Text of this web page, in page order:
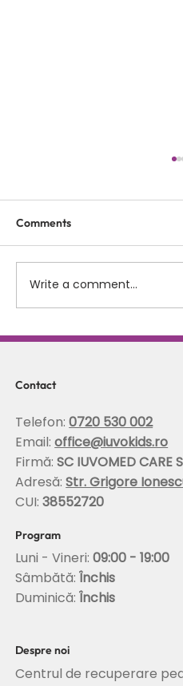
Scolioza la copii:
coloanei
Comments
Write a comment...
Despre noi
Centrul de recuperare
Program
Luni - Vineri:09:00 - 19:00
Sâmbătă:Închis
Duminică: Închis
Contact
Telefon:0720 530 002
Email:office@iuvokids.ro
Firmă:SC IUVOMED CARE
Adresă:Str. Grigore
CUI:38552720